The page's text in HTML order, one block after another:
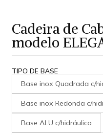
Cadeira de
modelo
TIPO DE BASE
Base inox Quadrada c/
Base inox
Base ALU c/hidráulico